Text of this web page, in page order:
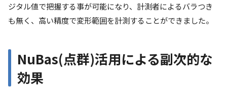
ジタル値で把握する事が可能になり、計測者によるバラつき
も無く、高い精度で変形範囲を計測することができました。
NuBas(点群)活用による副次的な
効果